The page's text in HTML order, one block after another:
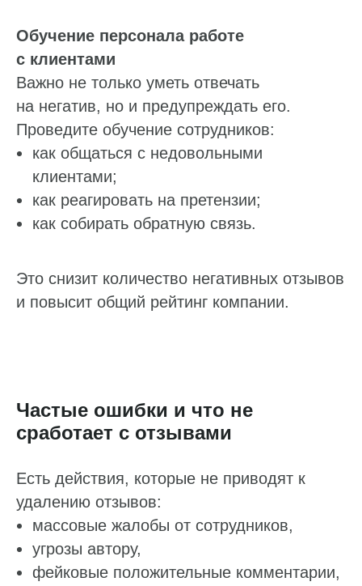
Обучение персонала работе
с клиентами
Важно не только уметь отвечать
на негатив, но и предупреждать его.
Проведите обучение сотрудников:
как общаться с недовольными
клиентами;
как реагировать на претензии;
как собирать обратную связь.
Это снизит количество негативных отзывов
и повысит общий рейтинг компании.
Частые ошибки и что не
сработает с отзывами
Есть действия, которые не приводят к
удалению отзывов:
массовые жалобы от сотрудников,
угрозы автору,
фейковые положительные комментарии,
Работа с данными
Заполнение данных
Актуальность данных
Фантомы для поиска дубликатов
Работа с отзывами
Сервис сбора отзывов
Реклама на картах
Геоперфоманс реклама